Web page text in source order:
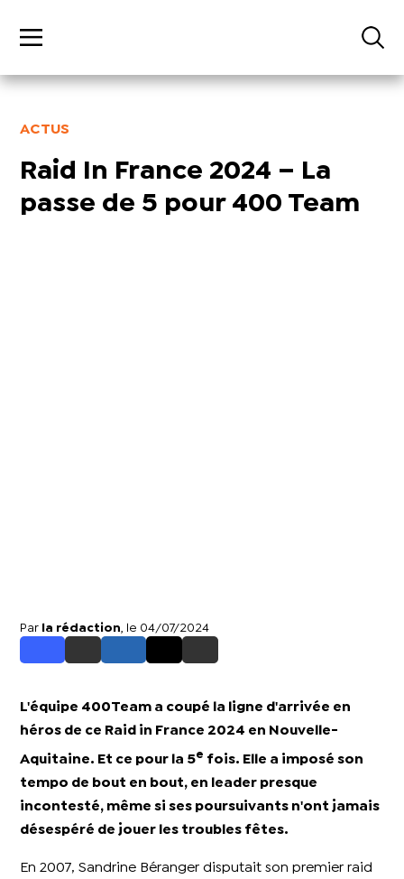
ACTUS
Raid In France 2024 – La
passe de 5 pour 400 Team
Par la rédaction , le 04/07/2024
L'équipe 400Team a coupé la ligne d'arrivée en
héros de ce Raid in France 2024 en Nouvelle-
Aquitaine. Et ce pour la 5e fois. Elle a imposé son
tempo de bout en bout, en leader presque
incontesté, même si ses poursuivants n'ont jamais
désespéré de jouer les troubles fêtes.
En 2007, Sandrine Béranger disputait son premier raid